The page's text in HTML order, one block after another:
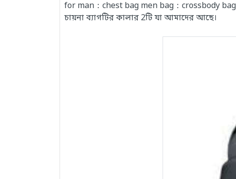
for man：chest bag men bag：crossbody
চায়না ব্যাগটির কালার 2টি যা আমাদের আছে।